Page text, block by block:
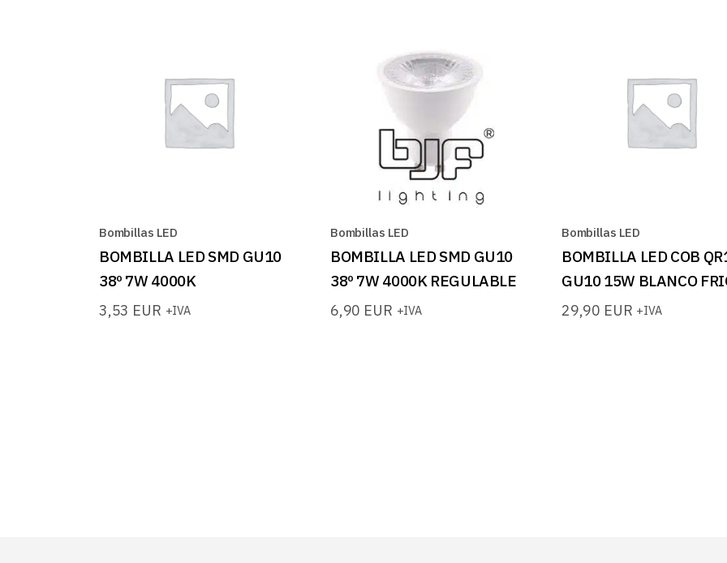
Bombillas LED
BOMBILLA LED SMD GU10
38º 7W 4000K
3,53 EUR +IVA
Bombillas LED
BOMBILLA LED SMD GU10
38º 7W 4000K REGULABLE
6,90 EUR +IVA
Bombillas LED
BOMBILLA LED COB
GU10 15W BLANCO
29,90 EUR +IVA